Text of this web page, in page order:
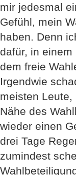
mir jedesmal
Gefühl, mein
haben. Denn
dafür, in
dem freie
Irgendwie
meisten
Nähe des
wieder einen
drei Tage
zumindest